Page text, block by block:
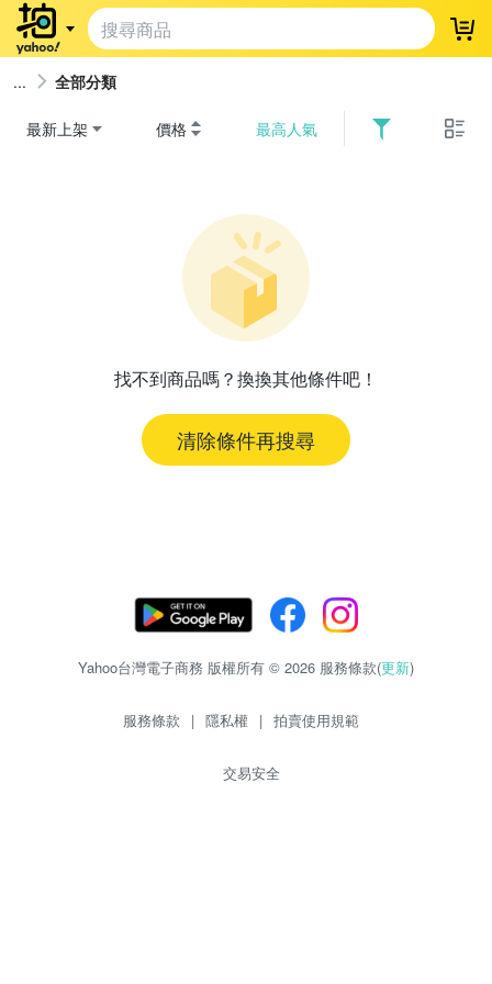
登
全部分類
最新上架 價格 最高人氣
找不到商品嗎？換換其他條件吧！
清除條件再搜尋
Yahoo台灣電子商務 版權所有 © 2026 服務條款(更新)
服務條款 | 隱私權 | 拍賣使用規範
交易安全